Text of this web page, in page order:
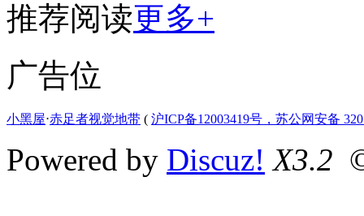
推荐阅读更多+
广告位
小黑屋⋅赤足者视觉地带 ( 沪ICP备12003419号，苏公网安备
Powered by Discuz! X3.2